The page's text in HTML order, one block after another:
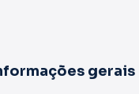
gerais